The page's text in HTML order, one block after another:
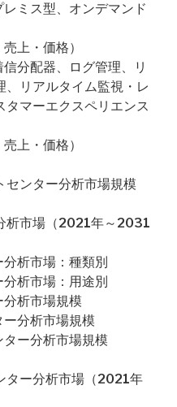
ミス型、オンデマンド
上・価格）
分配器、ログ管理、リ
、リアルタイム監視・レ
マーエクスペリエンス
上・価格）
センター分析市場規模
析市場（2021年～2031
析市場：種類別
析市場：用途別
析市場規模
分析市場規模
ー分析市場規模
ター分析市場（2021年